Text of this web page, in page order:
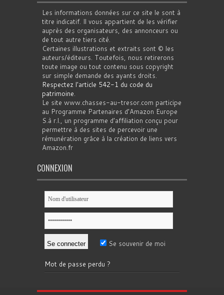
Les informations données sur ce site le sont à
titre indicatif. Il vous appartient de les vérifier
auprès des organisateurs, des annonceurs ou
de tout autre tiers cité.
Certaines illustrations et extraits sont © les
auteurs/éditeurs. Toutefois, nous retirerons
toute image ou tout contenu sous copyright
sur simple demande des ayants droits.
Respectez l'article 542-1 du code du
patrimoine.
Le site www.chasses-au-tresor.com participe
au Programme Partenaires d’Amazon Europe
S.à r.l., un programme d’affiliation conçu pour
permettre à des sites de percevoir une
rémunération grâce à la création de liens vers
Amazon.fr
CONNEXION
Se souvenir de moi
Mot de passe perdu ?